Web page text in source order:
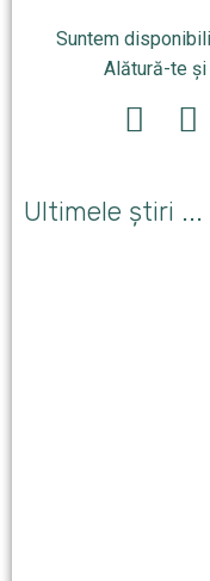
Suntem
Alătură-te
Ultimele știri ...